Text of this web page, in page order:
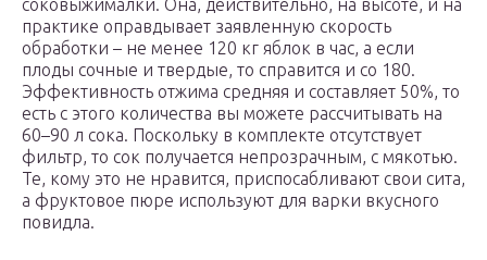
соковыжималки. Она, действительно, на высоте, и на
практике оправдывает заявленную скорость
обработки – не менее 120 кг яблок в час, а если
плоды сочные и твердые, то справится и со 180.
Эффективность отжима средняя и составляет 50%, то
есть с этого количества вы можете рассчитывать на
60–90 л сока. Поскольку в комплекте отсутствует
фильтр, то сок получается непрозрачным, с мякотью.
Те, кому это не нравится, приспосабливают свои сита,
а фруктовое пюре используют для варки вкусного
повидла.